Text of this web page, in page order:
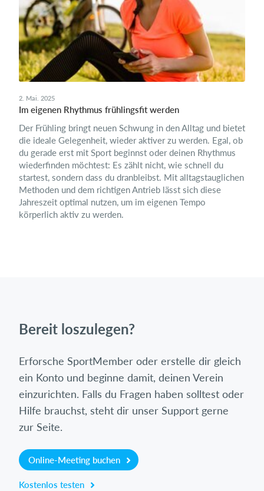
2. Mai. 2025
Im eigenen Rhythmus frühlingsfit werden
Der Frühling bringt neuen Schwung in den Alltag und bietet
die ideale Gelegenheit, wieder aktiver zu werden. Egal, ob
du gerade erst mit Sport beginnst oder deinen Rhythmus
wiederfinden möchtest: Es zählt nicht, wie schnell du
startest, sondern dass du dranbleibst. Mit alltagstauglichen
Methoden und dem richtigen Antrieb lässt sich diese
Jahreszeit optimal nutzen, um im eigenen Tempo
körperlich aktiv zu werden.
Bereit loszulegen?
Erforsche SportMember oder erstelle dir gleich
ein Konto und beginne damit, deinen Verein
einzurichten. Falls du Fragen haben solltest oder
Hilfe brauchst, steht dir unser Support gerne
zur Seite.
Online-Meeting buchen
Kostenlos testen